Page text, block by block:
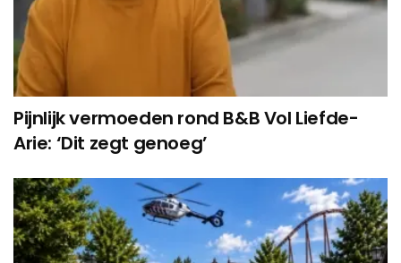
Pijnlijk vermoeden rond B&B Vol Liefde-
Arie: ‘Dit zegt genoeg’